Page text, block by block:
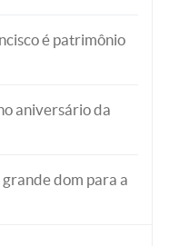
é patrimônio
aniversário da
dom para a